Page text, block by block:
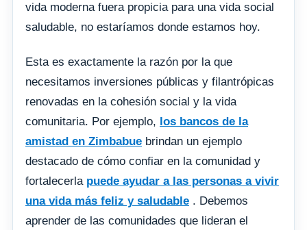
vida moderna fuera propicia para una vida social
saludable, no estaríamos donde estamos hoy.
Esta es exactamente la razón por la que
necesitamos inversiones públicas y filantrópicas
renovadas en la cohesión social y la vida
comunitaria. Por ejemplo, los bancos de la
amistad en Zimbabue brindan un ejemplo
destacado de cómo confiar en la comunidad y
fortalecerla puede ayudar a las personas a vivir
una vida más feliz y saludable . Debemos
aprender de las comunidades que lideran el